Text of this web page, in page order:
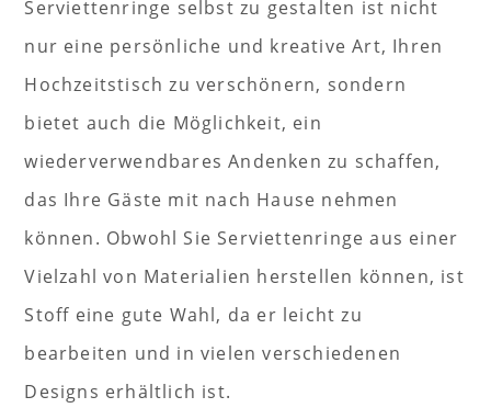
Serviettenringe selbst zu gestalten ist nicht
nur eine persönliche und kreative Art, Ihren
Hochzeitstisch zu verschönern, sondern
bietet auch die Möglichkeit, ein
wiederverwendbares Andenken zu schaffen,
das Ihre Gäste mit nach Hause nehmen
können. Obwohl Sie Serviettenringe aus einer
Vielzahl von Materialien herstellen können, ist
Stoff eine gute Wahl, da er leicht zu
bearbeiten und in vielen verschiedenen
Designs erhältlich ist.